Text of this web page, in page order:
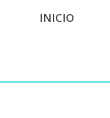
INICIO